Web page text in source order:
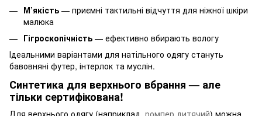
М’якість — приємні тактильні відчуття для ніжної шкіри
малюка
Гігроскопічність — ефективно вбирають вологу
Ідеальними варіантами для натільного одягу стануть
бавовняні футер, інтерлок та муслін.
Синтетика для верхнього вбрання — але
тільки сертифікована!